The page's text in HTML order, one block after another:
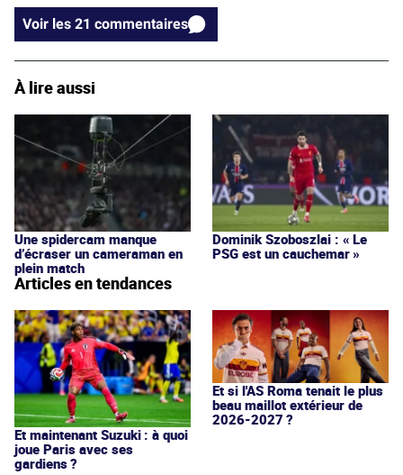
Voir les 21 commentaires
À lire aussi
Une spidercam manque
d’écraser un cameraman en
plein match
Dominik Szoboszlai : « Le
PSG est un cauchemar »
Articles en tendances
Et maintenant Suzuki : à quoi
joue Paris avec ses
gardiens ?
Et si l'AS Roma tenait le plus
beau maillot extérieur de
2026-2027 ?